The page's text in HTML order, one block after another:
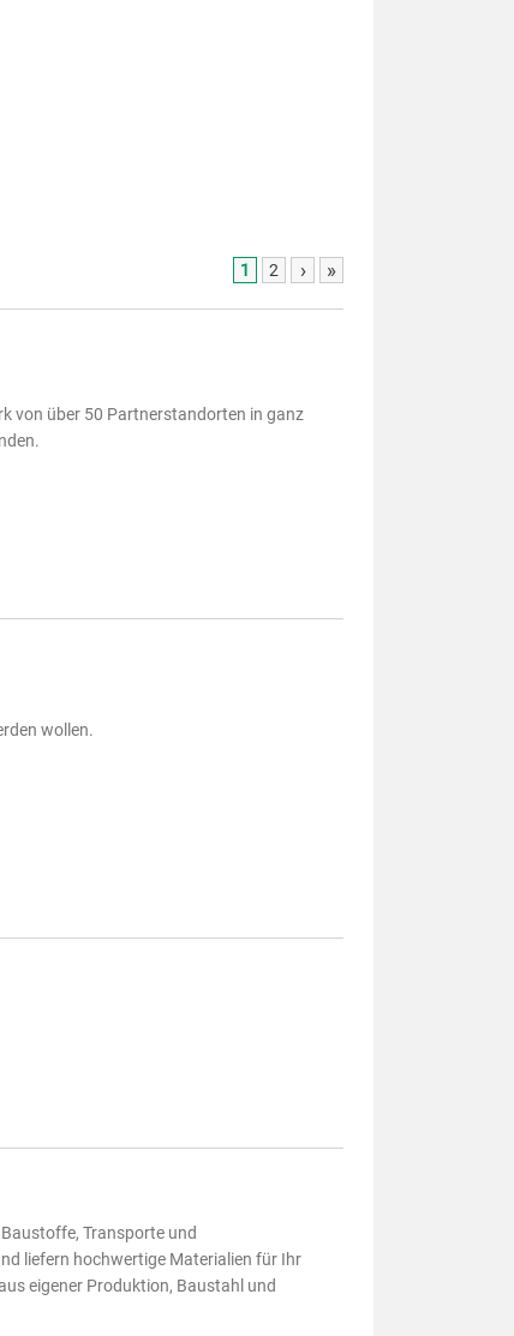
1 2 › »
von über 50 Partnerstandorten in ganz
wollen.
Transporte und
liefern hochwertige Materialien für Ihr
eigener Produktion, Baustahl und